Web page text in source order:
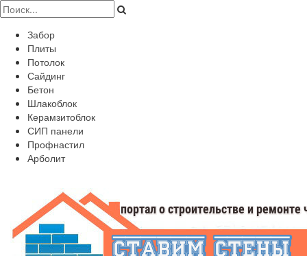
Забор
Плиты
Потолок
Сайдинг
Бетон
Шлакоблок
Керамзитоблок
СИП панели
Профнастил
Арболит